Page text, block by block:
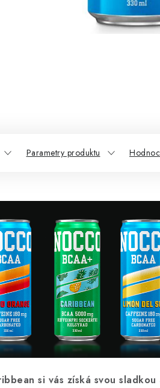
Parametry produktu
si vás získá svou sladkou